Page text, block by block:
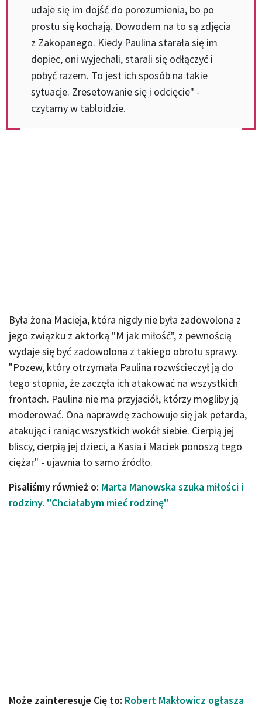
udaje się im dojść do porozumienia, bo po
prostu się kochają. Dowodem na to są zdjęcia
z Zakopanego. Kiedy Paulina starała się im
dopiec, oni wyjechali, starali się odłączyć i
pobyć razem. To jest ich sposób na takie
sytuacje. Zresetowanie się i odcięcie" -
czytamy w tabloidzie.
Była żona Macieja, która nigdy nie była zadowolona z
jego związku z aktorką "M jak miłość", z pewnością
wydaje się być zadowolona z takiego obrotu sprawy.
"Pozew, który otrzymała Paulina rozwścieczył ją do
tego stopnia, że zaczęła ich atakować na wszystkich
frontach. Paulina nie ma przyjaciół, którzy mogliby ją
moderować. Ona naprawdę zachowuje się jak petarda,
atakując i raniąc wszystkich wokół siebie. Cierpią jej
bliscy, cierpią jej dzieci, a Kasia i Maciek ponoszą tego
ciężar" - ujawnia to samo źródło.
Pisaliśmy również o: Marta Manowska szuka miłości i
rodziny. "Chciałabym mieć rodzinę"
Może zainteresuje Cię to: Robert Makłowicz ogłasza